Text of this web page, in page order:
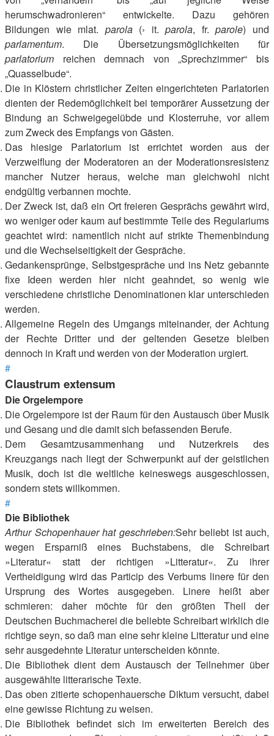
herumschwadronieren“ entwickelte. Dazu gehören
Bildungen wie mlat. parola(› it.parola, fr.parole) und
parlamentum. Die Übersetzungsmöglichkeiten für
parlatorium reichen demnach von „Sprechzimmer“ bis
„Quasselbude“.
Die in Klöstern christlicher Zeiten eingerichteten Parlatorien
dienten der Redemöglichkeit bei temporärer Aussetzung der
Bindung an Schweigegelübde und Klosterruhe, vor allem
zum Zweck des Empfangs von Gästen.
Das hiesige Parlatorium ist errichtet worden aus der
Verzweiflung der Moderatoren an der Moderationsresistenz
mancher Nutzer heraus, welche man gleichwohl nicht
endgültig verbannen mochte.
Der Zweck ist, daß ein Ort freieren Gesprächs gewährt wird,
wo weniger oder kaum auf bestimmte Teile des Regulariums
geachtet wird: namentlich nicht auf strikte Themenbindung
und die Wechselseitigkeit der Gespräche.
Gedankensprünge, Selbstgespräche und ins Netz gebannte
fixe Ideen werden hier nicht geahndet, so wenig wie
verschiedene christliche Denominationen klar unterschieden
werden.
Allgemeine Regeln des Umgangs miteinander, der Achtung
der Rechte Dritter und der geltenden Gesetze bleiben
dennoch in Kraft und werden von der Moderation urgiert.
#
Claustrum extensum
Die Orgelempore
Die Orgelempore ist der Raum für den Austausch über Musik
und Gesang und die damit sich befassenden Berufe.
Dem Gesamtzusammenhang und Nutzerkreis des
Kreuzgangs nach liegt der Schwerpunkt auf der geistlichen
Musik, doch ist die weltliche keineswegs ausgeschlossen,
sondern stets willkommen.
#
Die Bibliothek
Arthur Schopenhauer hat geschrieben:Sehr beliebt ist auch,
wegen Ersparniß eines Buchstabens, die Schreibart
»Literatur« statt der richtigen »Litteratur«. Zu ihrer
Vertheidigung wird das Particip des Verbums linere für den
Ursprung des Wortes ausgegeben. Linere heißt aber
schmieren: daher möchte für den größten Theil der
Deutschen Buchmacherei die beliebte Schreibart wirklich die
richtige seyn, so daß man eine sehr kleine Litteratur und eine
sehr ausgedehnte Literatur unterscheiden könnte.
Die Bibliothek dient dem Austausch der Teilnehmer über
ausgewählte litterarische Texte.
Das oben zitierte schopenhauersche Diktum versucht, dabei
eine gewisse Richtung zu weisen.
Die Bibliothek befindet sich im erweiterten Bereich des